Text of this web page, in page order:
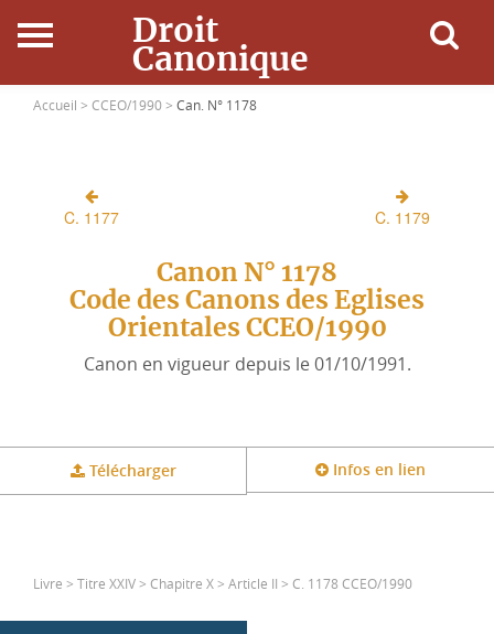
Droit
Canonique
Accueil
Ressources
Connexion
Accueil > CCEO/1990 > Can. N° 1178
C. 1177 C. 1179
Canon N° 1178
Code des Canons des Eglises
Orientales CCEO/1990
Canon en vigueur depuis le 01/10/1991.
Télécharger Infos en lien
Livre > Titre XXIV > Chapitre X > Article II > C. 1178 CCEO/1990